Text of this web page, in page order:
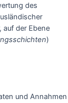
des
auf der Ebene
)
und Annahmen